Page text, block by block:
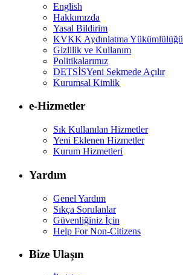
English
Hakkımızda
Yasal Bildirim
KVKK Aydınlatma Yükümlülüğü
Gizlilik ve Kullanım
Politikalarımız
DETSİSYeni Sekmede Açılır
Kurumsal Kimlik
e-Hizmetler
Sık Kullanılan Hizmetler
Yeni Eklenen Hizmetler
Kurum Hizmetleri
Yardım
Genel Yardım
Sıkça Sorulanlar
Güvenliğiniz İçin
Help For Non-Citizens
Bize Ulaşın